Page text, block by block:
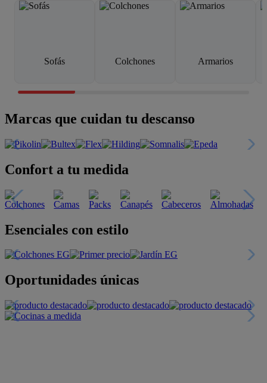
Sofás Colchones Armarios
Marcas que cuidan tu descanso
Confort a tu medida
Esenciales con estilo
Oportunidades únicas